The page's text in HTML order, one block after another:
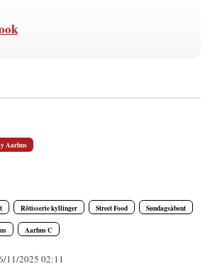
Aarhus
Rôtisserie kyllinger Street Food Søndagsåbent
Aarhus C
11/2025 02:11